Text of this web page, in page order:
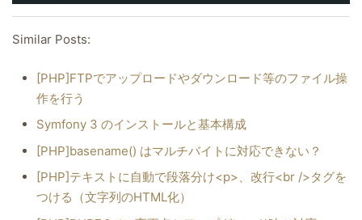
Similar Posts:
[PHP]FTPでアップロードやダウンロード等のファイル操
作を行う
Symfony 3 のインストールと基本構成
[PHP]basename() はマルチバイトに対応できない？
[PHP]テキストに自動で段落分け<p>、改行<br />タグを
つける（文字列のHTML化）